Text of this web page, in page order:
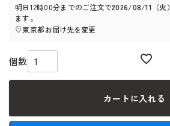
明日12時00分までのご注文で2026/08/11（火）
ます。
東京都お届け先を変更
カートに入れる